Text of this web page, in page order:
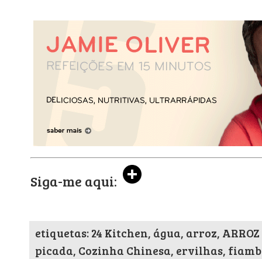
Siga-me aqui:
etiquetas: 24 Kitchen, água, arroz, ARROZ
picada, Cozinha Chinesa, ervilhas,